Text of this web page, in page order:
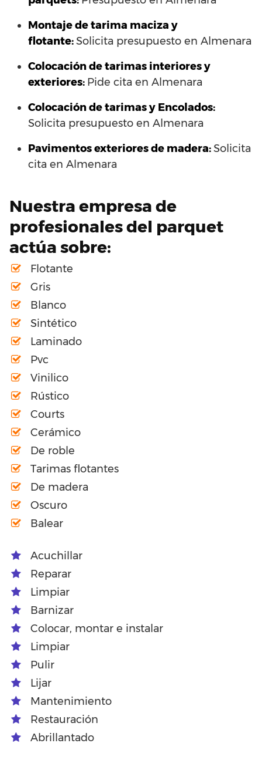
Montaje de tarima maciza y
flotante:Solicita presupuesto en Almenara
Colocación de tarimas interiores y
exteriores: Pide cita en Almenara
Colocación de tarimas y Encolados:
Solicita presupuesto en Almenara
Pavimentos exteriores de madera:Solicita
cita en Almenara
Nuestra empresa de
profesionales del parquet
actúa sobre:
Flotante
Gris
Blanco
Sintético
Laminado
Pvc
Vinilico
Rústico
Courts
Cerámico
De roble
Tarimas flotantes
De madera
Oscuro
Balear
Acuchillar
Reparar
Limpiar
Barnizar
Colocar, montar e instalar
Limpiar
Pulir
Lijar
Mantenimiento
Restauración
Abrillantado